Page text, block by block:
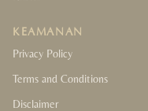
KEAMANAN
Privacy Policy
Terms and Conditions
Disclaimer